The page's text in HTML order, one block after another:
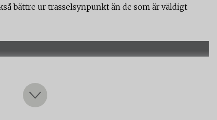
bättre ur trasselsynpunkt än de som är väldigt